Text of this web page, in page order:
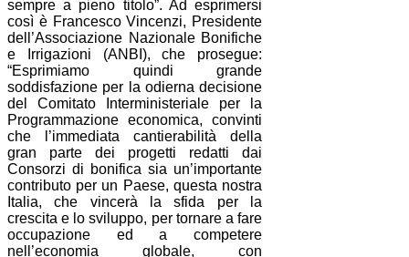
sempre a pieno titolo”. Ad esprimersi
così è Francesco Vincenzi, Presidente
dell’Associazione Nazionale Bonifiche
e Irrigazioni (ANBI), che prosegue:
“Esprimiamo quindi grande
soddisfazione per la odierna decisione
del Comitato Interministeriale per la
Programmazione economica, convinti
che l’immediata cantierabilità della
gran parte dei progetti redatti dai
Consorzi di bonifica sia un’importante
contributo per un Paese, questa nostra
Italia, che vincerà la sfida per la
crescita e lo sviluppo, per tornare a fare
occupazione ed a competere
nell’economia globale, con